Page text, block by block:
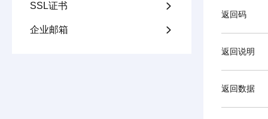
SSL证书 
企业邮箱 
返回码
返回说明
返回数据